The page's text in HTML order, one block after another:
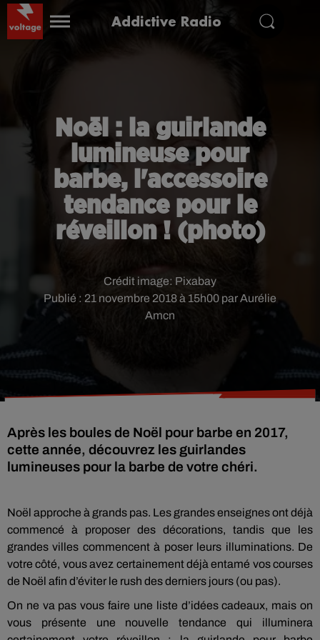
Addictive Radio
Noël : la guirlande
lumineuse pour
barbe, l'accessoire
tendance pour le
réveillon ! (photo)
Publié : 21 novembre 2018 à 15h00 par Aurélie
Amcn
Crédit image: Pixabay
Après les boules de Noël pour barbe en 2017,
cette année, découvrez les guirlandes
lumineuses pour la barbe de votre chéri.
Noël approche à grands pas. Les grandes enseignes ont déjà
commencé à proposer des décorations, tandis que les
grandes villes commencent à poser leurs illuminations. De
votre côté, vous avez certainement déjà entamé vos courses
de Noël afin d’éviter le rush des derniers jours (ou pas).
On ne va pas vous faire une liste d’idées cadeaux, mais on
vous présente une nouvelle tendance qui illuminera